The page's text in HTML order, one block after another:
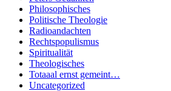
Philosophisches
Politische Theologie
Radioandachten
Rechtspopulismus
Spiritualität
Theologisches
Totaaal ernst gemeint…
Uncategorized